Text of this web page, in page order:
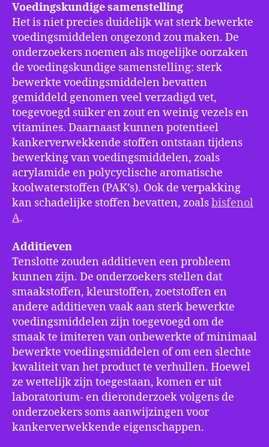
Voedingskundige samenstelling
Het is niet precies duidelijk wat sterk bewerkte
voedingsmiddelen ongezond zou maken. De
onderzoekers noemen als mogelijke oorzaken
de voedingskundige samenstelling: sterk
bewerkte voedingsmiddelen bevatten
gemiddeld genomen veel verzadigd vet,
toegevoegd suiker en zout en weinig vezels en
vitamines. Daarnaast kunnen potentieel
kankerverwekkende stoffen ontstaan tijdens
bewerking van voedingsmiddelen, zoals
acrylamide en polycyclische aromatische
koolwaterstoffen (PAK’s). Ook de verpakking
kan schadelijke stoffen bevatten, zoalsbisfenol
A.
Additieven
Tenslotte zouden additieven een probleem
kunnen zijn. De onderzoekers stellen dat
smaakstoffen, kleurstoffen, zoetstoffen en
andere additieven vaak aan sterk bewerkte
voedingsmiddelen zijn toegevoegd om de
smaak te imiteren van onbewerkte of minimaal
bewerkte voedingsmiddelen of om een slechte
kwaliteit van het product te verhullen. Hoewel
ze wettelijk zijn toegestaan, komen er uit
laboratorium- en dieronderzoek volgens de
onderzoekers soms aanwijzingen voor
kankerverwekkende eigenschappen.